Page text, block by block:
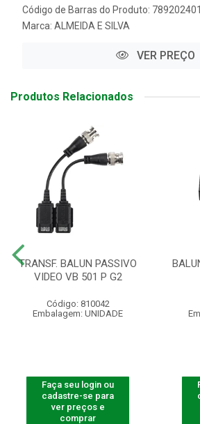
Código de Barras do Produto:
Marca: ALMEIDA E SILVA
VER PREÇO
Produtos Relacionados
TRANSF. BALUN PASSIVO
VIDEO VB 501 P G2
Código: 810042
Embalagem: UNIDADE
Faça seu login ou
cadastre-se para
ver preços e
comprar